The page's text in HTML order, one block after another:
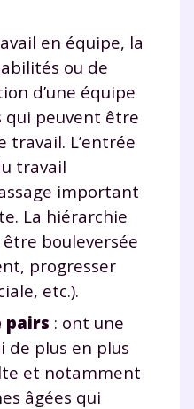
en équipe, la
ou de
d’une équipe
qui peuvent être
travail. L’entrée
travail
important
La hiérarchie
bouleversée
progresser
etc.).
pairs : ont une
de plus en plus
et notamment
âgées qui